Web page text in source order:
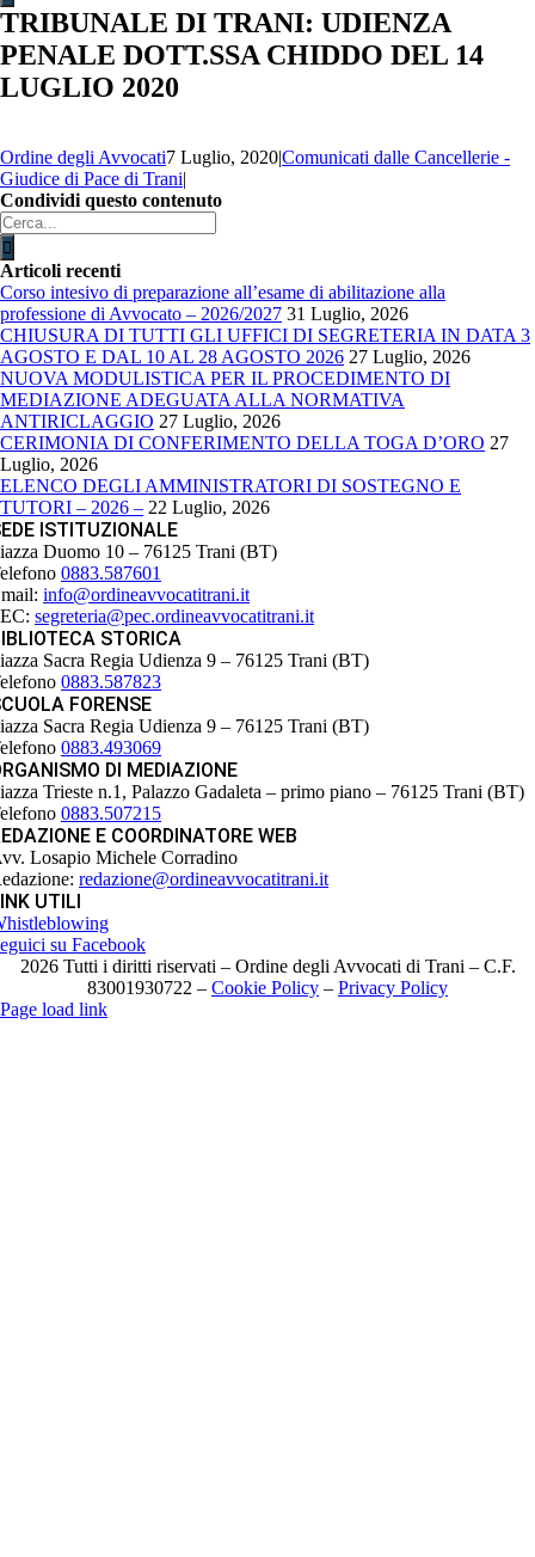
TRIBUNALE DI TRANI: UDIENZA
PENALE DOTT.SSA CHIDDO DEL 14
LUGLIO 2020
Ordine degli Avvocati7 Luglio, 2020|Comunicati dalle Cancellerie -
Giudice di Pace di Trani|
Condividi questo contenuto
Facebook
X
LinkedIn
WhatsApp
Email
Cerca
per:
Articoli recenti
Corso intesivo di preparazione all’esame di abilitazione alla
professione di Avvocato – 2026/2027 31 Luglio, 2026
CHIUSURA DI TUTTI GLI UFFICI DI SEGRETERIA IN DATA 3
AGOSTO E DAL 10 AL 28 AGOSTO 2026 27 Luglio, 2026
NUOVA MODULISTICA PER IL PROCEDIMENTO DI
MEDIAZIONE ADEGUATA ALLA NORMATIVA
ANTIRICLAGGIO 27 Luglio, 2026
CERIMONIA DI CONFERIMENTO DELLA TOGA D’ORO 27
Luglio, 2026
ELENCO DEGLI AMMINISTRATORI DI SOSTEGNO E
TUTORI – 2026 – 22 Luglio, 2026
ISTITUZIONALE
Duomo 10 – 76125 Trani (BT)
0883.587601
info@ordineavvocatitrani.it
segreteria@pec.ordineavvocatitrani.it
STORICA
Sacra Regia Udienza 9 – 76125 Trani (BT)
0883.587823
FORENSE
Sacra Regia Udienza 9 – 76125 Trani (BT)
0883.493069
DI MEDIAZIONE
Trieste n.1, Palazzo Gadaleta – primo piano – 76125 Trani (BT)
0883.507215
E COORDINATORE WEB
Losapio Michele Corradino
redazione@ordineavvocatitrani.it
UTILI
su Facebook
2026 Tutti i diritti riservati – Ordine degli Avvocati di Trani – C.F.
83001930722 – Cookie Policy – Privacy Policy
Page load link